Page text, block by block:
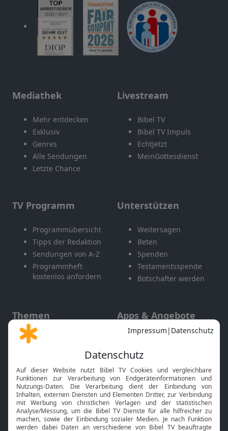
Mediathek
Mehr entdecken
Exklusiv
Genres
Alle Sendungen
Letzte Chance
Livestream
Bibel TV
Bibel TV Impuls
EchtJetzt
MeinGottesdienst
TV Programm
Programmübersicht
Tipps der Redaktion
Sendungen von A-Z
Programmheft
kostenlos anfordern
Unterstützen
Weitersagen
Beten
Spenden
Testamentsspende
Botschafter werden
Themen
Gott und Bibel erklärt
Neuigkeiten
Apps & Angebote
Mobile App
Smart TV
HbbTV
Bibelthek Online-Bibel
Nächster Gottesdienst